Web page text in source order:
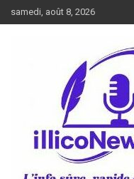
au
samedi, août 8, 2026